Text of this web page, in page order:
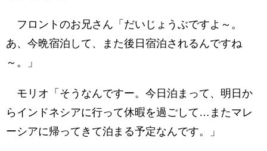
フロントのお兄さん「だいじょうぶですよ～。
あ、今晩宿泊して、また後日宿泊されるんですね
～。」
モリオ「そうなんですー。今日泊まって、明日か
らインドネシアに行って休暇を過ごして…またマレ
ーシアに帰ってきて泊まる予定なんです。」